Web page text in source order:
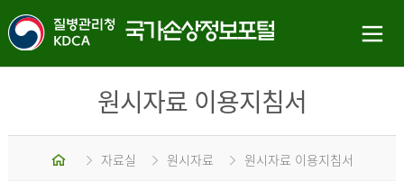
원시자료 이용지침서
홈 자료실 원시자료 원시자료 이용지침서